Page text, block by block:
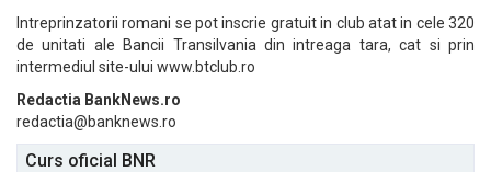
Intreprinzatorii romani se pot inscrie gratuit in club atat in cele 320
de unitati ale Bancii Transilvania din intreaga tara, cat si prin
intermediul site-ului www.btclub.ro
Redactia BankNews.ro
redactia@banknews.ro
Curs oficial BNR